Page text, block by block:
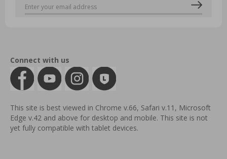
Connect with us
This site is best viewed in Chrome v.66, Safari v.11, Microsoft
Edge v.42 and above for desktop and mobile. This site is not
yet fully compatible with tablet devices.